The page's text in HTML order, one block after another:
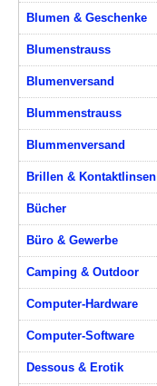
Blumen & Geschenke
Blumenstrauss
Blumenversand
Blummenstrauss
Blummenversand
Brillen & Kontaktlinsen
Bücher
Büro & Gewerbe
Camping & Outdoor
Computer-Hardware
Computer-Software
Dessous & Erotik